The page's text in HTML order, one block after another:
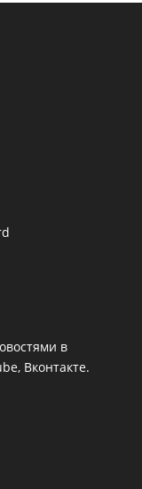
в
Вконтакте.